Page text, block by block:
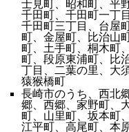
士見町、昭和町、平
千田町、千田町一丁
千田町三丁目、台屋
町、金屋町、比治山
町、土手町、桐木町
町、段原東浦町、比
丁目、二葉の里、大
猿猴橋町
長崎市のうち、西北
郷、西郷、家野町、
町、山里町、坂本町
江平町、高尾町、本